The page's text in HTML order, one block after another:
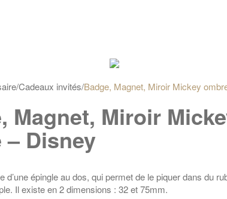
/Cadeaux invités/Badge, Magnet, Miroir Mickey
Magnet, Miroir
Disney
d’une épingle au dos, qui permet de le piquer dans du
Il existe en 2 dimensions : 32 et 75mm.